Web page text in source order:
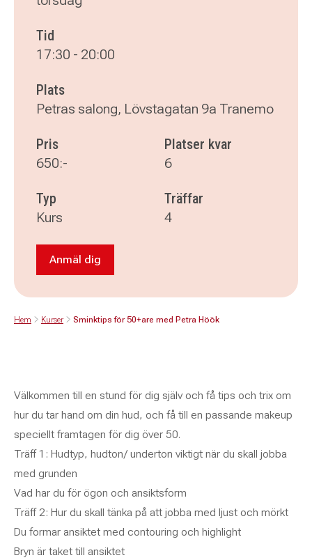
Tid
17:30 - 20:00
Plats
Petras salong, Lövstagatan 9a Tranemo
Pris
650:-
Platser kvar
6
Typ
Kurs
Träffar
4
Anmäl dig till Sminktips för 50+are med Petra
Anmäl dig
Hem Kurser Sminktips för 50+are med Petra Höök
Välkommen till en stund för dig själv och få tips och trix om
hur du tar hand om din hud, och få till en passande makeup
speciellt framtagen för dig över 50.
Träff 1: Hudtyp, hudton/ underton viktigt när du skall jobba
med grunden
Vad har du för ögon och ansiktsform
Träff 2: Hur du skall tänka på att jobba med ljust och mörkt
Du formar ansiktet med contouring och highlight
Bryn är taket till ansiktet